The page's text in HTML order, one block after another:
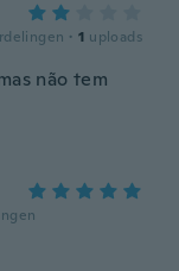
· 1 uploads
não tem